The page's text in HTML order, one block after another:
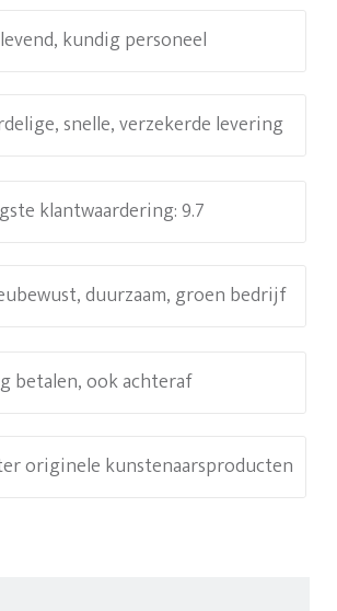
kundig personeel
snelle, verzekerde levering
klantwaardering: 9.7
duurzaam, groen bedrijf
betalen, ook achteraf
originele kunstenaarsproducten